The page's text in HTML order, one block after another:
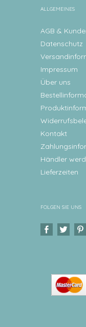
ALLGEMEINES
AGB &
Datenschutz
Impressum
Über uns
Kontakt
Händler
Lieferzeiten
FOLGEN SIE UNS